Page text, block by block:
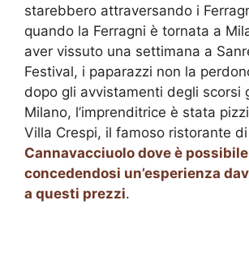
starebbero attraversando i
quando la Ferragni è tornata a
aver vissuto una settimana a
Festival, i paparazzi non la
dopo gli avvistamenti degli scorsi
Milano, l’imprenditrice è stata
Villa Crespi, il famoso ristorante di
Cannavacciuolo dove è
concedendosi un’esperienza
a questi prezzi.